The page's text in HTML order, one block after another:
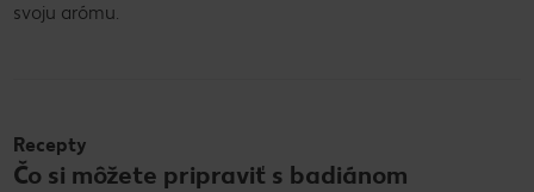
svoju arómu.
Recepty
Čo si môžete pripraviť s badiánom